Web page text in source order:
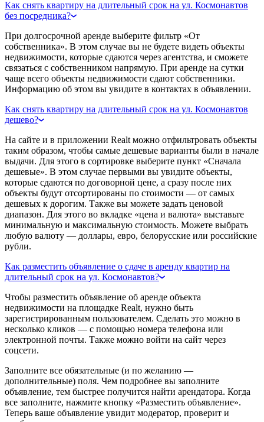
Как снять квартиру на длительный срок на ул. Космонавтов
без посредника?
При долгосрочной аренде выберите фильтр «От
собственника». В этом случае вы не будете видеть объекты
недвижимости, которые сдаются через агентства, и сможете
связаться с собственником напрямую. При аренде на сутки
чаще всего объекты недвижимости сдают собственники.
Информацию об этом вы увидите в контактах в объявлении.
Как снять квартиру на длительный срок на ул. Космонавтов
дешево?
На сайте и в приложении Realt можно отфильтровать объекты
таким образом, чтобы самые дешевые варианты были в начале
выдачи. Для этого в сортировке выберите пункт «Сначала
дешевые». В этом случае первыми вы увидите объекты,
которые сдаются по договорной цене, а сразу после них
объекты будут отсортированы по стоимости — от самых
дешевых к дорогим. Также вы можете задать ценовой
диапазон. Для этого во вкладке «цена и валюта» выставьте
минимальную и максимальную стоимость. Можете выбрать
любую валюту — доллары, евро, белорусские или российские
рубли.
Как разместить объявление о сдаче в аренду квартир на
длительный срок на ул. Космонавтов?
Чтобы разместить объявление об аренде объекта
недвижимости на площадке Realt, нужно быть
зарегистрированным пользователем. Сделать это можно в
несколько кликов — с помощью номера телефона или
электронной почты. Также можно войти на сайт через
соцсети.
Заполните все обязательные (и по желанию —
дополнительные) поля. Чем подробнее вы заполните
объявление, тем быстрее получится найти арендатора. Когда
все заполните, нажмите кнопку «Разместить объявление».
Теперь ваше объявление увидит модератор, проверит и